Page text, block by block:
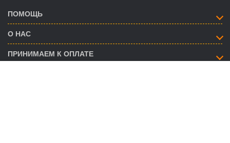
ПОМОЩЬ
О НАС
ПРИНИМАЕМ К ОПЛАТЕ